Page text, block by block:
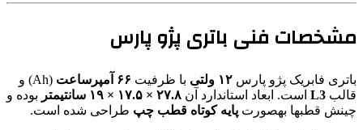
مشخصات فنی باتری پژو پارس
باتری فابریک پژو پارس ۱۲ ولتی با ظرفیت ۶۶ آمپرساعت
(Ah) و
قالب L3 است. ابعاد استاندارد آن ۲۷.۸ × ۱۷.۵ × ۱۹ سانتیمتر
بوده و
چینش قطبها بهصورت پایه کوتاه قطب چپ طراحی شده است.